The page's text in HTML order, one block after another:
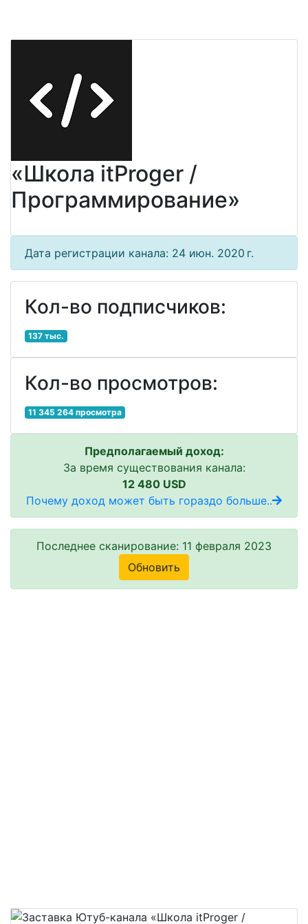
«Школа itProger /
Программирование»
Дата регистрации канала: 24 июн. 2020 г.
Кол-во подписчиков:
137 тыс.
Кол-во просмотров:
11 345 264 просмотра
Предполагаемый доход:
За время существования канала:
12 480 USD
Почему доход может быть гораздо больше..
Последнее сканирование: 11 февраля 2023
Обновить